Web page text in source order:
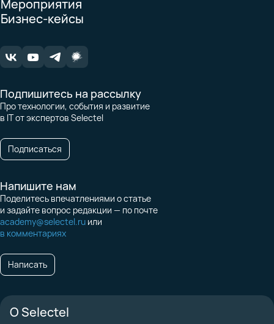
Мероприятия
Бизнес-кейсы
Подпишитесь на рассылку
Про технологии, события и развитие
в IT от экспертов Selectel
Подписаться
Напишите нам
Поделитесь впечатлениями о статье
и задайте вопрос редакции — по почте
academy@selectel.ru или
в комментариях
Написать
О Selectel